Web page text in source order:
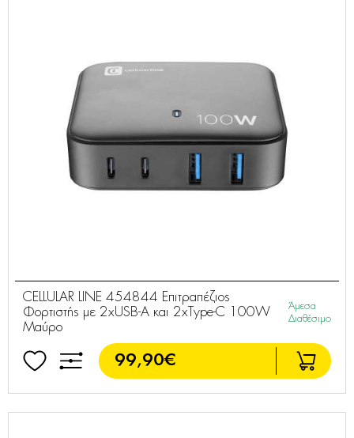
CELLULAR LINE 454844 Επιτραπέζιος
Φορτιστής με 2xUSB-A και 2xType-C 100W
Μαύρο
Άμεσα
Διαθέσιμο
99,90€